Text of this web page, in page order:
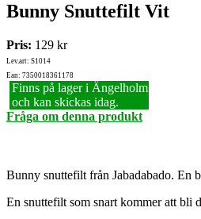
Bunny Snuttefilt Vit
Pris: 129 kr
Lev.art: S1014
Ean: 7350018361178
Finns på lager i Ängelholm
och kan skickas idag.
Fråga om denna produkt
Bunny snuttefilt från Jabadabado. En
En snuttefilt som snart kommer att bli